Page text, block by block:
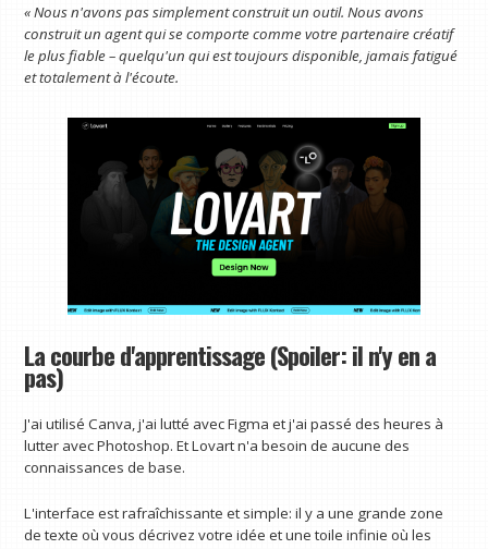
« Nous n'avons pas simplement construit un outil. Nous avons
construit un agent qui se comporte comme votre partenaire créatif
le plus fiable – quelqu'un qui est toujours disponible, jamais fatigué
et totalement à l'écoute.
La courbe d'apprentissage (Spoiler: il n'y en a
pas)
J'ai utilisé Canva, j'ai lutté avec Figma et j'ai passé des heures à
lutter avec Photoshop. Et Lovart n'a besoin de aucune des
connaissances de base.
L'interface est rafraîchissante et simple: il y a une grande zone
de texte où vous décrivez votre idée et une toile infinie où les